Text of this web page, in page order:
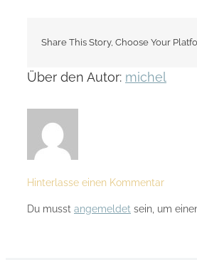
Share This Story, Choose Your
Über den Autor: michel
Hinterlasse einen Kommentar
Du musst angemeldet sein, um